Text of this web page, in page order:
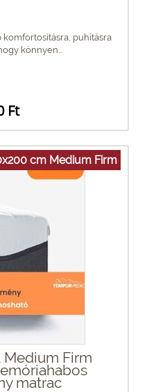
puhításra
könnyen...
Ft
cm Medium Firm
Medium Firm
matrac